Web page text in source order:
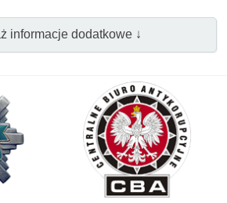
informacje dodatkowe ↓